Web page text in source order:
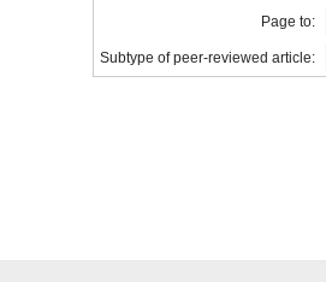
Page to:
Subtype of peer-reviewed article: